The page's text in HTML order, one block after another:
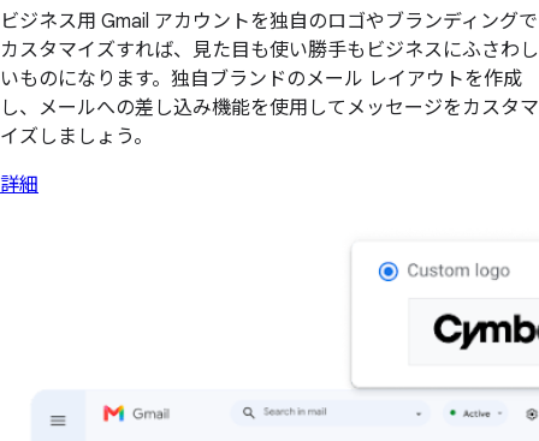
ビジネス用 Gmail アカウントを独自のロゴやブランディングで
カスタマイズすれば、見た目も使い勝手もビジネスにふさわし
いものになります。独自ブランドのメール レイアウトを作成
し、メールへの差し込み機能を使用してメッセージをカスタマ
イズしましょう。
詳細